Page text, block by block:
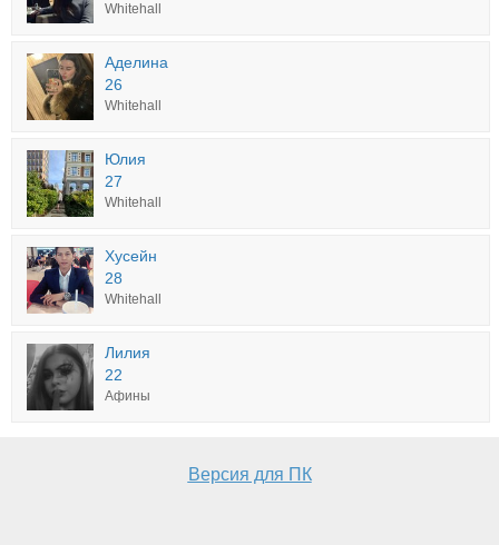
Whitehall
Аделина
26
Whitehall
Юлия
27
Whitehall
Хусейн
28
Whitehall
Лилия
22
Афины
Версия для ПК